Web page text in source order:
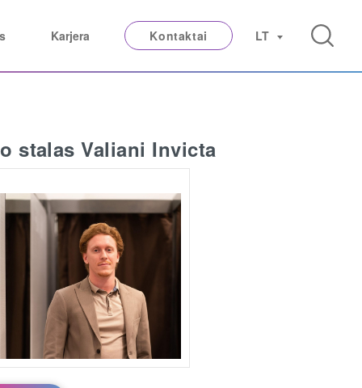
Karjera Kontaktai LT
stalas Valiani Invicta